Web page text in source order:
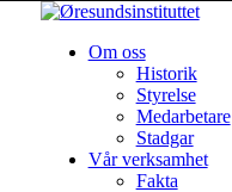
Om oss
Historik
Styrelse
Medarbetare
Stadgar
Vår verksamhet
Fakta